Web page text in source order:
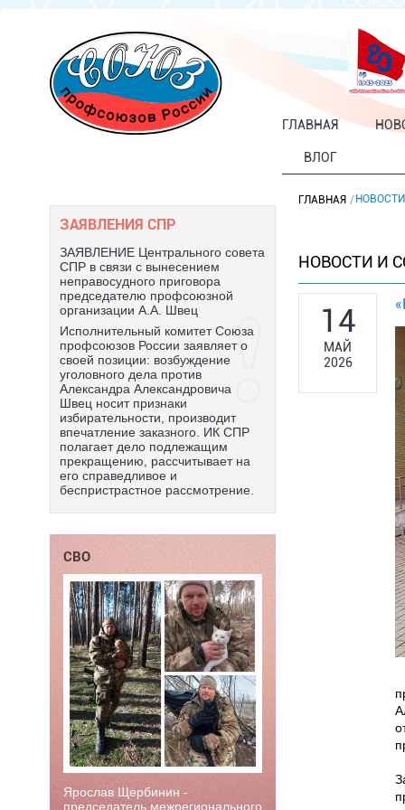
ГЛАВНАЯ
ВЛОГ
ЗАЯВЛЕНИЯ СПР
ЗАЯВЛЕНИЕ Центрального совета
СПР в связи с вынесением
неправосудного приговора
председателю профсоюзной
организации А.А. Швец
Исполнительный комитет Союза
профсоюзов России заявляет о
своей позиции: возбуждение
уголовного дела против
Александра Александровича
Швец носит признаки
избирательности, производит
впечатление заказного. ИК СПР
полагает дело подлежащим
прекращению, рассчитывает на
его справедливое и
беспристрастное рассмотрение.
СВО
Ярослав Щербинин -
председатель межрегионального
ГЛАВНАЯ
НОВОСТИ И
14
МАЙ
2026